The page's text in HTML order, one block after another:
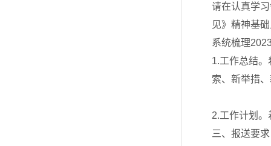
请在认真学
见》精神基
系统梳理
1.工作总结
索、新举措
2.工作计划
三、报送要求